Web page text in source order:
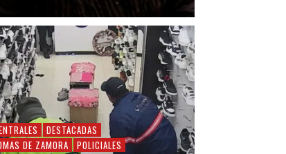
DESTACADAS
DE ZAMORA
POLICIALES